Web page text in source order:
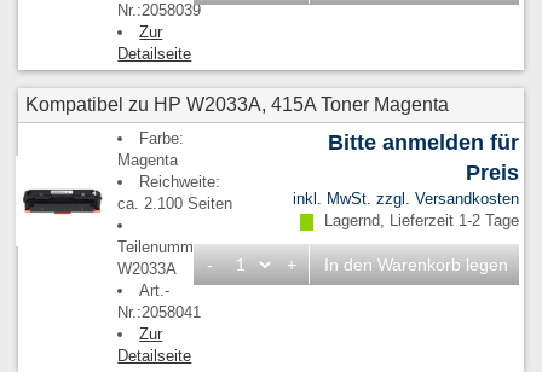
Nr.:2058039
Zur
Detailseite
Kompatibel zu HP W2033A, 415A Toner Magenta
Farbe:
Magenta
Reichweite:
ca. 2.100 Seiten
Teilenummern:
W2033A
Art.-
Nr.:2058041
Zur
Detailseite
Bitte anmelden für
Preis
inkl. MwSt. zzgl. Versandkosten
Lagernd, Lieferzeit 1-2 Tage
- + In den Warenkorb legen